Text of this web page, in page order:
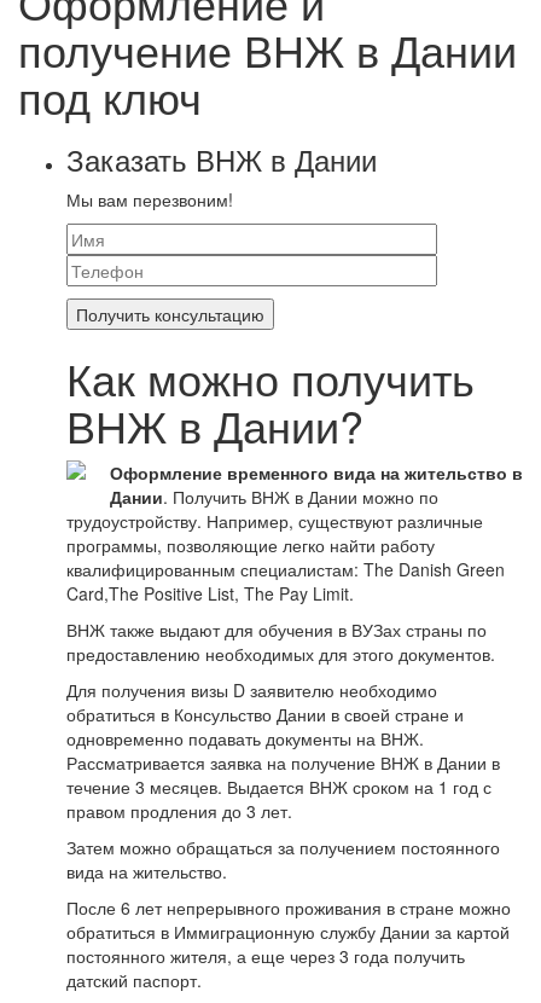
получение ВНЖ в Дании
под ключ
Заказать ВНЖ в Дании
Мы вам перезвоним!
Как можно получить
ВНЖ в Дании?
Оформление временного вида на жительство в
Дании. Получить ВНЖ в Дании можно по
трудоустройству. Например, существуют различные
программы, позволяющие легко найти работу
квалифицированным специалистам: The Danish Green
Card,The Positive List, The Pay Limit.
ВНЖ также выдают для обучения в ВУЗах страны по
предоставлению необходимых для этого документов.
Для получения визы D заявителю необходимо
обратиться в Консульство Дании в своей стране и
одновременно подавать документы на ВНЖ.
Рассматривается заявка на получение ВНЖ в Дании в
течение 3 месяцев. Выдается ВНЖ сроком на 1 год с
правом продления до 3 лет.
Затем можно обращаться за получением постоянного
вида на жительство.
После 6 лет непрерывного проживания в стране можно
обратиться в Иммиграционную службу Дании за картой
постоянного жителя, а еще через 3 года получить
датский паспорт.